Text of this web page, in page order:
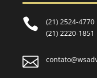

(21) 2524-4770
(21) 2220-1851
